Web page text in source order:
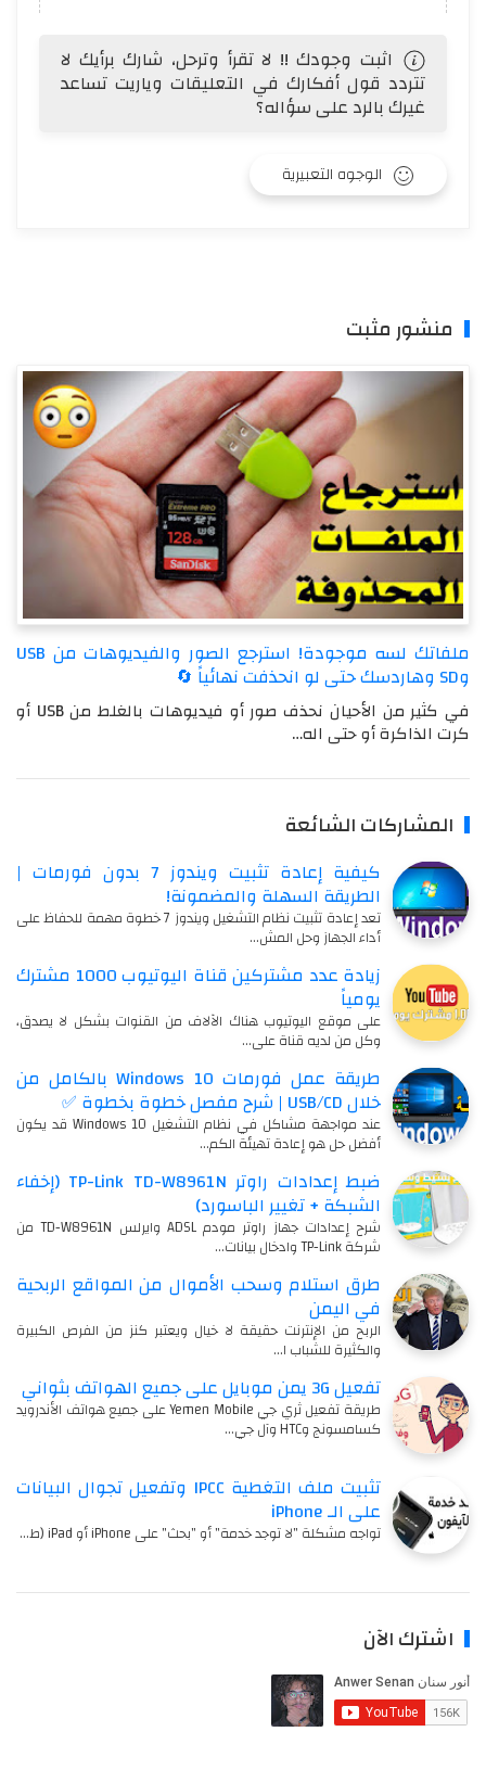
اثبت وجودك !! لا تقرأ وترحل، شارك برأيك لا
تتردد قول أفكارك في التعليقات وياريت تساعد
غيرك بالرد على سؤاله؟
الوجوه التعبيرية
منشور مثبت
ملفاتك لسه موجودة! استرجع الصور والفيديوهات من USB
وSD وهاردسك حتى لو انحذفت نهائياً 🔄
في كثير من الأحيان نحذف صور أو فيديوهات بالغلط من USB أو
كرت الذاكرة أو حتى اله…
المشاركات الشائعة
كيفية إعادة تثبيت ويندوز 7 بدون فورمات |
الطريقة السهلة والمضمونة!
تعد إعادة تثبيت نظام التشغيل ويندوز 7 خطوة مهمة للحفاظ على
أداء الجهاز وحل المش…
زيادة عدد مشتركين قناة اليوتيوب 1000 مشترك
يومياً
على موقع اليوتيوب هناك الآلاف من القنوات بشكل لا يصدق،
وكل من لديه قناة على…
طريقة عمل فورمات Windows 10 بالكامل من
خلال USB/CD | شرح مفصل خطوة بخطوة ✅
عند مواجهة مشاكل في نظام التشغيل Windows 10 قد يكون
أفضل حل هو إعادة تهيئة الكم…
ضبط إعدادات راوتر TP-Link TD-W8961N (إخفاء
الشبكة + تغيير الباسورد)
شرح إعدادات جهاز راوتر مودم ADSL وايرلس TD-W8961N من
شركة TP-Link وادخال بيانات…
طرق استلام وسحب الأموال من المواقع الربحية
في اليمن
الربح من الإنترنت حقيقة لا خيال ويعتبر كنز من الفرص الكبيرة
والكثيرة للشباب ا…
تفعيل 3G يمن موبايل على جميع الهواتف بثواني
طريقة تفعيل ثري جي Yemen Mobile على جميع هواتف الأندرويد
كسامسونج وHTC وآل جي…
تثبيت ملف التغطية IPCC وتفعيل تجوال البيانات
على الـ iPhone
تواجه مشكلة "لا توجد خدمة" أو "بحث" على iPhone أو iPad (ط…
اشترك الآن